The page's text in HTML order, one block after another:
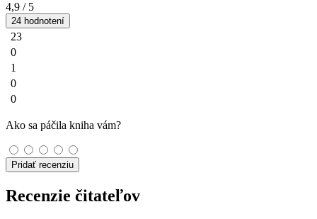
4,9 / 5
24 hodnotení
23
0
1
0
0
Ako sa páčila kniha vám?
Pridať recenziu
Recenzie čitateľov